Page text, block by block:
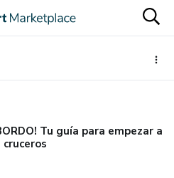
Tu guía para empezar a